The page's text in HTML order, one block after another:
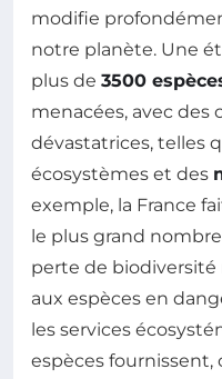
modifie
notre planète. Une
plus de 3500
menacées, avec des
dévastatrices, telles
écosystèmes et des
exemple, la France
le plus grand
perte de
aux espèces en
les services
espèces